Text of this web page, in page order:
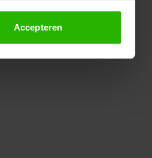
altijd wijzigen of
Accepteren